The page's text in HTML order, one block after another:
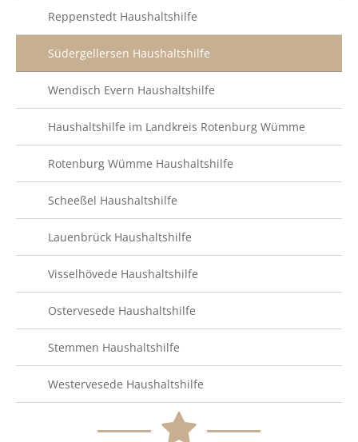
Reppenstedt Haushaltshilfe
Südergellersen Haushaltshilfe
Wendisch Evern Haushaltshilfe
Haushaltshilfe im Landkreis Rotenburg Wümme
Rotenburg Wümme Haushaltshilfe
Scheeßel Haushaltshilfe
Lauenbrück Haushaltshilfe
Visselhövede Haushaltshilfe
Ostervesede Haushaltshilfe
Stemmen Haushaltshilfe
Westervesede Haushaltshilfe